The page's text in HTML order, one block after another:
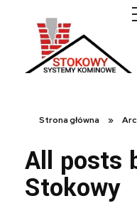
Strona główna »
All posts
Stokowy